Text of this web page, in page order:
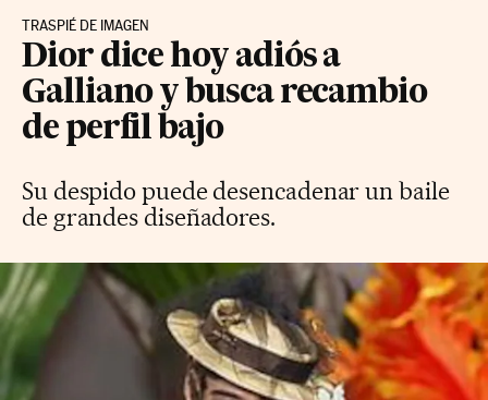
TRASPIÉ DE IMAGEN
Dior dice hoy adiós a
Galliano y busca recambio
de perfil bajo
Su despido puede desencadenar un baile
de grandes diseñadores.